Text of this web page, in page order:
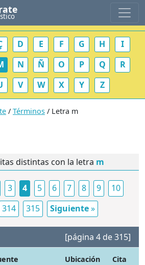
D E F G H
I
N Ñ O P Q
R
V W X Y Z
/ Términos / Letra m
distintas con la letra m
3 4 5 6 7 8 9
10
314 315 Siguiente»
[página 4 de 315]
Ubicación Cita